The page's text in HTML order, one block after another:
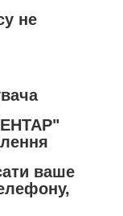
не
ваше